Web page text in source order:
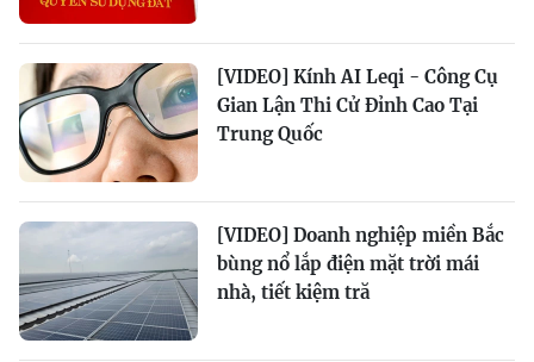
[VIDEO] Kính AI Leqi - Công Cụ
Gian Lận Thi Cử Đỉnh Cao Tại
Trung Quốc
[VIDEO] Doanh nghiệp miền Bắc
bùng nổ lắp điện mặt trời mái
nhà, tiết kiệm tră